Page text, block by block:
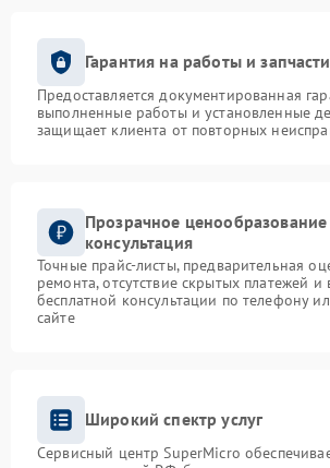
Гарантия на работы и запчасти
Предоставляется документированная
выполненные работы и установленные
защищает клиента от повторных
Прозрачное ценообразование
консультация
Точные прайс-листы, предварительная
ремонта, отсутствие скрытых платежей и
бесплатной консультации по телефону
сайте
Широкий спектр услуг
Сервисный центр SuperMicro